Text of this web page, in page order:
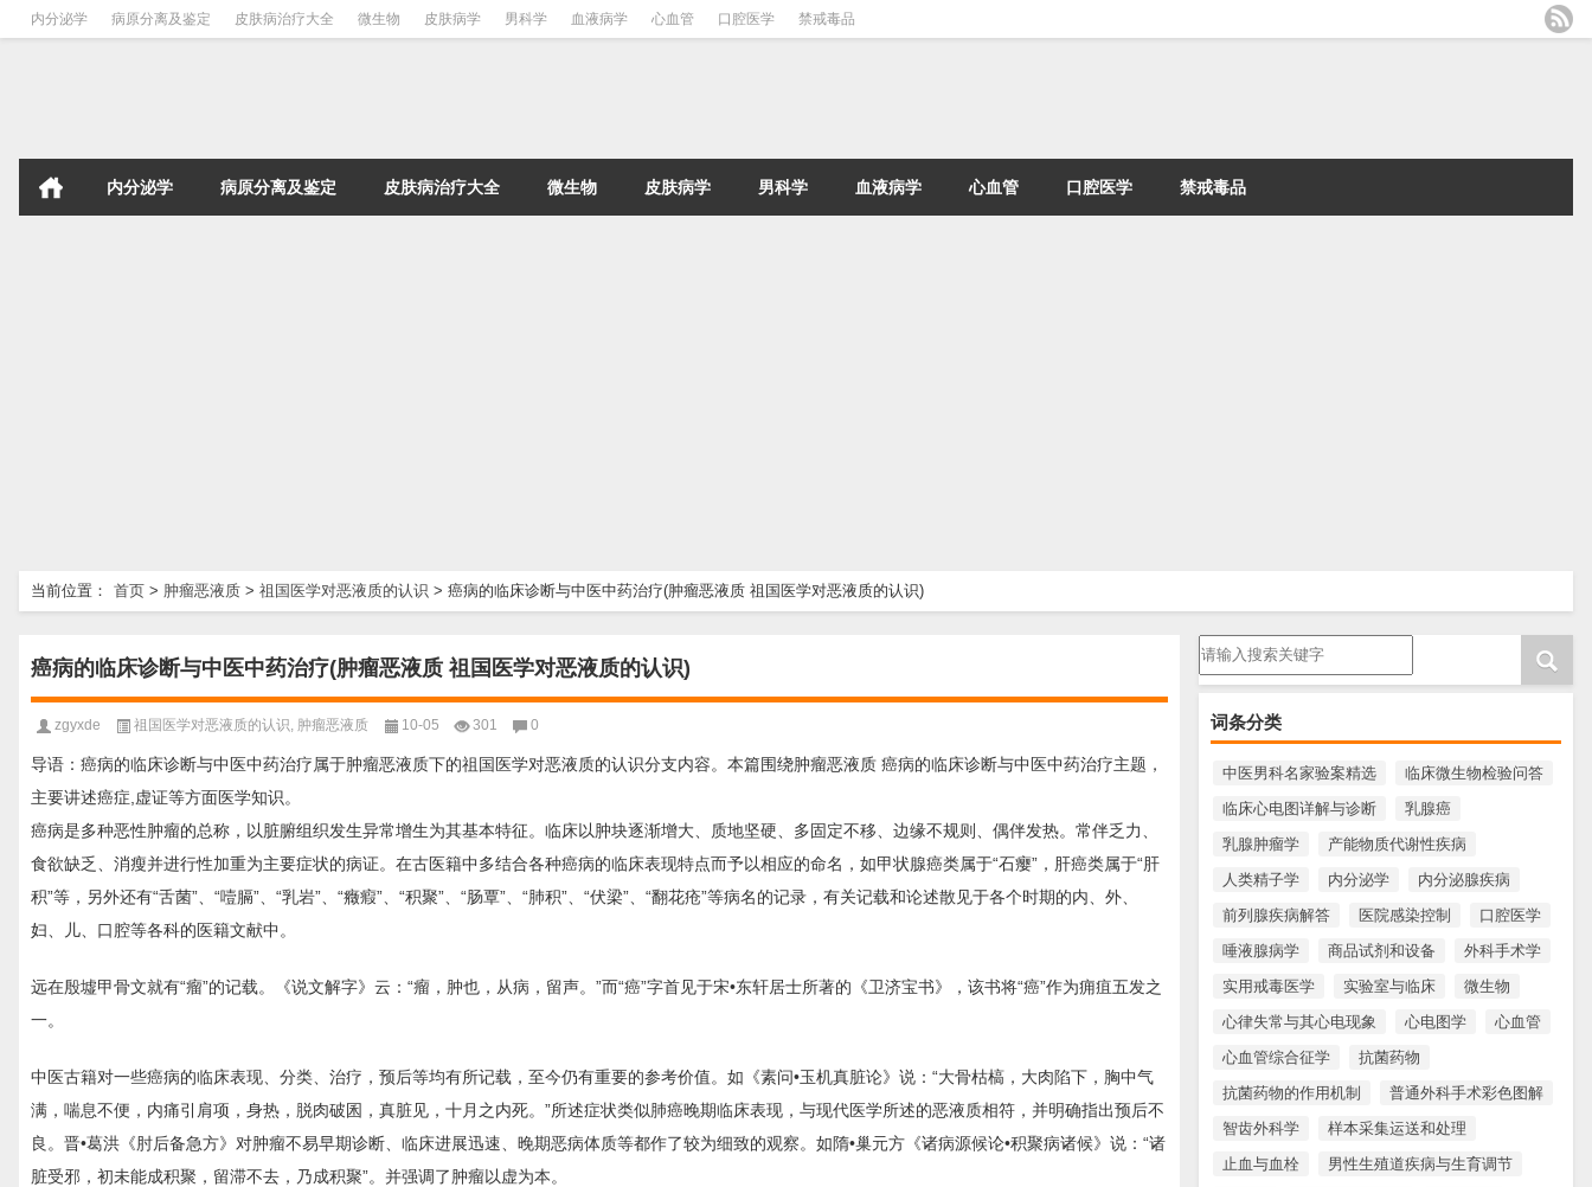
内分泌学 病原分离及鉴定 皮肤病治疗大全 微生物 皮肤病学 男科学 血液病学 心血管 口腔医学 禁戒毒品
内分泌学 病原分离及鉴定 皮肤病治疗大全 微生物 皮肤病学 男科学 血液病学 心血管 口腔医学 禁戒毒品
当前位置： 首页 > 肿瘤恶液质 > 祖国医学对恶液质的认识 > 癌病的临床诊断与中医中药治疗(肿瘤恶液质 祖国医学对恶液质的认识)
请输入搜索内容
词条分类
中医男科名家验案精选
临床微生物检验问答
临床心电图详解与诊断
乳腺癌
乳腺肿瘤学
产能物质代谢性疾病
人类精子学
内分泌学
内分泌腺疾病
前列腺疾病解答
医院感染控制
口腔医学
唾液腺病学
商品试剂和设备
外科手术学
实用戒毒医学
实验室与临床
微生物
心律失常与其心电现象
心电图学
心血管
心血管综合征学
抗菌药物
抗菌药物的作用机制
普通外科手术彩色图解
智齿外科学
样本采集运送和处理
止血与血栓
男性生殖道疾病与生育调节
癌病的临床诊断与中医中药治疗(肿瘤恶液质 祖国医学对恶液质的认识)
zgyxde 祖国医学对恶液质的认识, 肿瘤恶液质 10-05 301 0
导语：癌病的临床诊断与中医中药治疗属于肿瘤恶液质下的祖国医学对恶液质的认识分支内容。本篇围绕肿瘤恶液质 癌病的临床诊断与中医中药治疗主题，
主要讲述癌症,虚证等方面医学知识。
癌病是多种恶性肿瘤的总称，以脏腑组织发生异常增生为其基本特征。临床以肿块逐渐增大、质地坚硬、多固定不移、边缘不规则、偶伴发热。常伴乏力、
食欲缺乏、消瘦并进行性加重为主要症状的病证。在古医籍中多结合各种癌病的临床表现特点而予以相应的命名，如甲状腺癌类属于“石瘿”，肝癌类属于“肝
积”等，另外还有“舌菌”、“噎膈”、“乳岩”、“癥瘕”、“积聚”、“肠覃”、“肺积”、“伏梁”、“翻花疮”等病名的记录，有关记载和论述散见于各个时期的内、外、
妇、儿、口腔等各科的医籍文献中。
远在殷墟甲骨文就有“瘤”的记载。《说文解字》云：“瘤，肿也，从病，留声。”而“癌”字首见于宋•东轩居士所著的《卫济宝书》，该书将“癌”作为痈疽五发之
一。
中医古籍对一些癌病的临床表现、分类、治疗，预后等均有所记载，至今仍有重要的参考价值。如《素问•玉机真脏论》说：“大骨枯槁，大肉陷下，胸中气
满，喘息不便，内痛引肩项，身热，脱肉破囷，真脏见，十月之内死。”所述症状类似肺癌晚期临床表现，与现代医学所述的恶液质相符，并明确指出预后不
良。晋•葛洪《肘后备急方》对肿瘤不易早期诊断、临床进展迅速、晚期恶病体质等都作了较为细致的观察。如隋•巢元方《诸病源候论•积聚病诸候》说：“诸
脏受邪，初未能成积聚，留滞不去，乃成积聚”。并强调了肿瘤以虚为本。